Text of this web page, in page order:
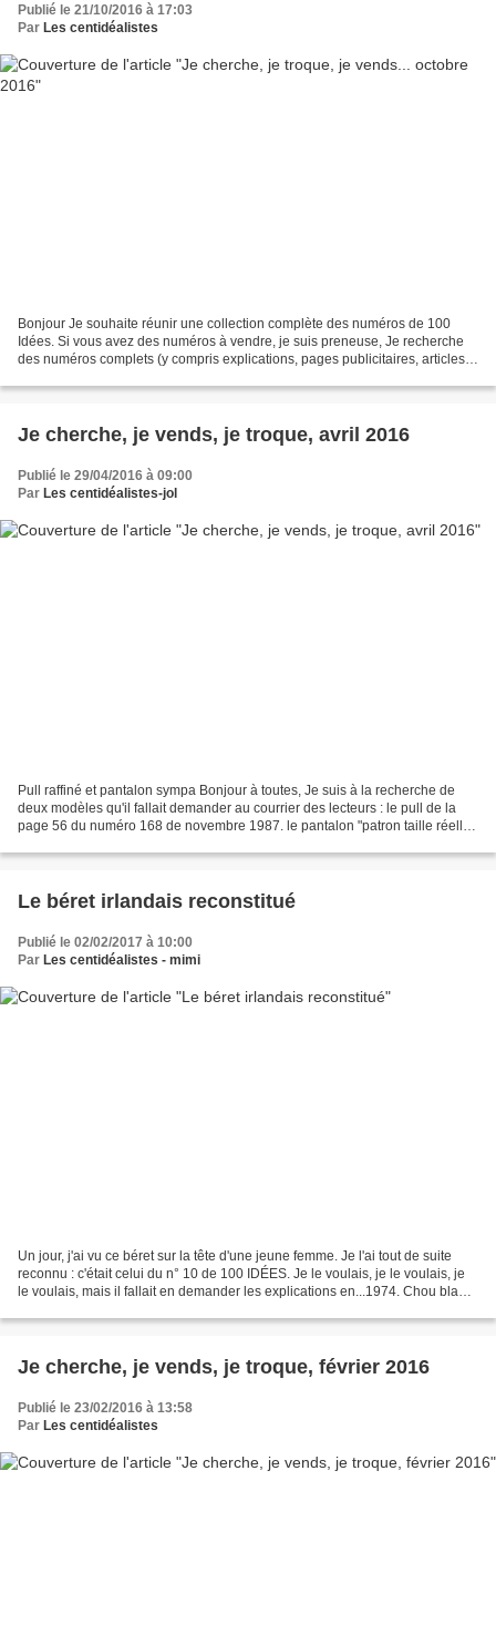
Publié le 21/10/2016 à 17:03
Par Les centidéalistes
Bonjour Je souhaite réunir une collection complète des numéros de 100
Idées. Si vous avez des numéros à vendre, je suis preneuse, Je recherche
des numéros complets (y compris explications, pages publicitaires, articles
Je cherche, je vends, je troque, avril 2016
Publié le 29/04/2016 à 09:00
Par Les centidéalistes-jol
Pull raffiné et pantalon sympa Bonjour à toutes, Je suis à la recherche de
deux modèles qu'il fallait demander au courrier des lecteurs : le pull de la
page 56 du numéro 168 de novembre 1987. le pantalon "patron taille réelle"
Le béret irlandais reconstitué
Publié le 02/02/2017 à 10:00
Par Les centidéalistes - mimi
Un jour, j'ai vu ce béret sur la tête d'une jeune femme. Je l'ai tout de suite
reconnu : c'était celui du n° 10 de 100 IDÉES. Je le voulais, je le voulais, je
le voulais, mais il fallait en demander les explications en...1974. Chou blanc
Je cherche, je vends, je troque, février 2016
Publié le 23/02/2016 à 13:58
Par Les centidéalistes